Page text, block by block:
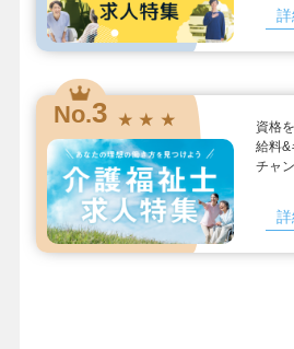
No.3 ★ ★ ★
資格
給料&
チャ